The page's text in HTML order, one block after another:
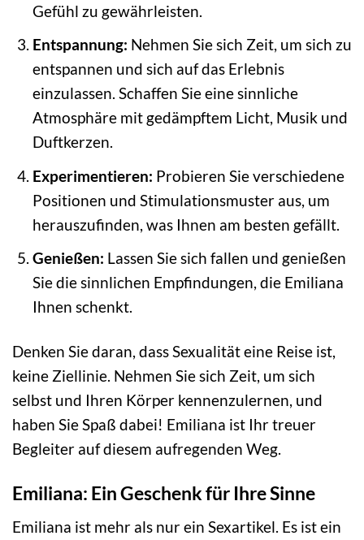
Gefühl zu gewährleisten.
Entspannung: Nehmen Sie sich Zeit, um sich zu
entspannen und sich auf das Erlebnis
einzulassen. Schaffen Sie eine sinnliche
Atmosphäre mit gedämpftem Licht, Musik und
Duftkerzen.
Experimentieren: Probieren Sie verschiedene
Positionen und Stimulationsmuster aus, um
herauszufinden, was Ihnen am besten gefällt.
Genießen: Lassen Sie sich fallen und genießen
Sie die sinnlichen Empfindungen, die Emiliana
Ihnen schenkt.
Denken Sie daran, dass Sexualität eine Reise ist,
keine Ziellinie. Nehmen Sie sich Zeit, um sich
selbst und Ihren Körper kennenzulernen, und
haben Sie Spaß dabei! Emiliana ist Ihr treuer
Begleiter auf diesem aufregenden Weg.
Emiliana: Ein Geschenk für Ihre Sinne
Emiliana ist mehr als nur ein Sexartikel. Es ist ein